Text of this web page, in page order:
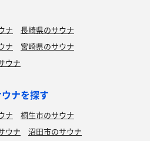
ナ
長崎県のサウナ
ナ
宮崎県のサウナ
ウナ
ナを探す
ナ
桐生市のサウナ
ウナ
沼田市のサウナ